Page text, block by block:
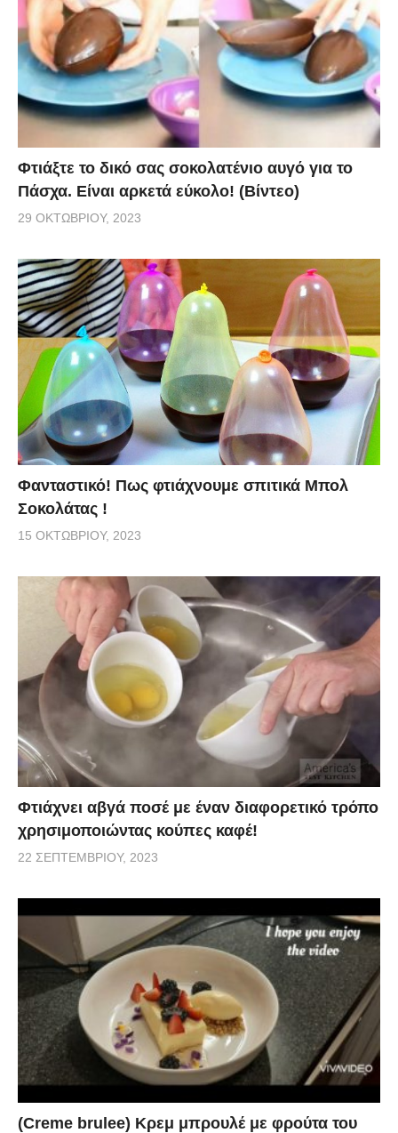
Φτιάξτε το δικό σας σοκολατένιο αυγό για το
Πάσχα. Είναι αρκετά εύκολο! (Βίντεο)
29 ΟΚΤΩΒΡΊΟΥ, 2023
Φανταστικό! Πως φτιάχνουμε σπιτικά Μπολ
Σοκολάτας !
15 ΟΚΤΩΒΡΊΟΥ, 2023
Φτιάχνει αβγά ποσέ με έναν διαφορετικό τρόπο
χρησιμοποιώντας κούπες καφέ!
22 ΣΕΠΤΕΜΒΡΊΟΥ, 2023
(Creme brulee) Κρεμ μπρουλέ με φρούτα του